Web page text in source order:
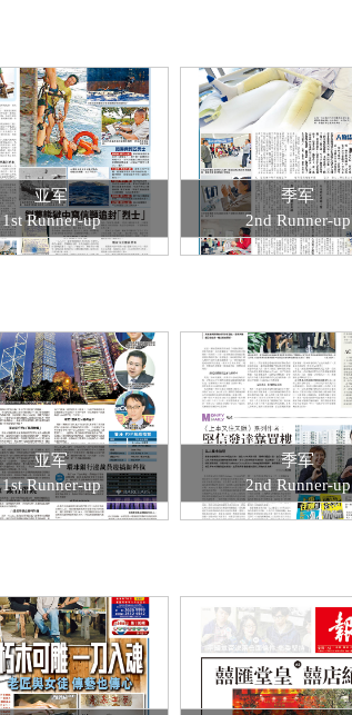
亚军
1st Runner-up
季军
2nd Runner-up
亚军
1st Runner-up
季军
2nd Runner-up